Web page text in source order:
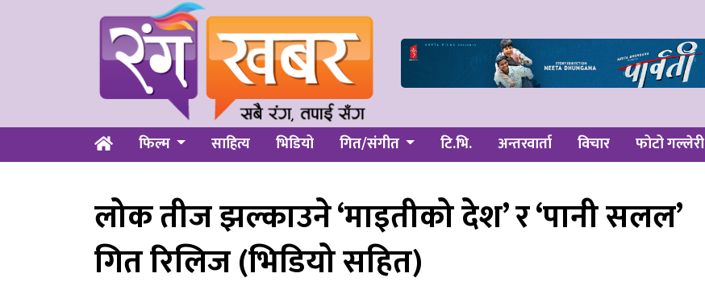
फिल्म साहित्य भिडियो गित/संगीत टि.भि. अन्तरवार्ता विचार फोटो गल्लेरी
लोक तीज झल्काउने ‘माइतीको देश’ र ‘पानी सलल’
गित रिलिज (भिडियो सहित)